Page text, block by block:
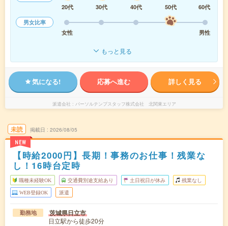
20代
30代 40代 50代
60代
男女比率
女性
男性
もっと見る
気になる! 応募へ進む 詳しく見る
派遣会社 パーソルテンプスタッフ株式会社 北関東エリア
未読
NEW
掲載日 2026/08/05
【時給2000円】長期！事務のお仕事！残業な
し！16時台定時
職種未経験OK 交通費別途支給あり 土日祝日が休み 残業なし
WEB登録OK 派遣
勤務地 茨城県日立市
日立駅から徒歩20分